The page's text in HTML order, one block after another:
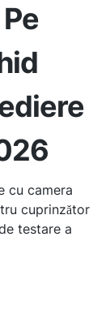
cu camera
cuprinzător
testare a